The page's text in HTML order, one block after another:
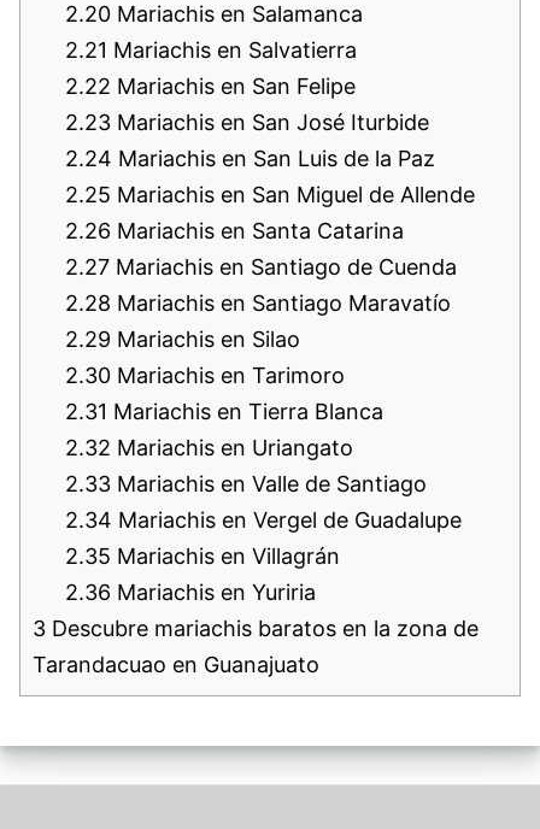
2.20 Mariachis en Salamanca
2.21 Mariachis en Salvatierra
2.22 Mariachis en San Felipe
2.23 Mariachis en San José Iturbide
2.24 Mariachis en San Luis de la Paz
2.25 Mariachis en San Miguel de Allende
2.26 Mariachis en Santa Catarina
2.27 Mariachis en Santiago de Cuenda
2.28 Mariachis en Santiago Maravatío
2.29 Mariachis en Silao
2.30 Mariachis en Tarimoro
2.31 Mariachis en Tierra Blanca
2.32 Mariachis en Uriangato
2.33 Mariachis en Valle de Santiago
2.34 Mariachis en Vergel de Guadalupe
2.35 Mariachis en Villagrán
2.36 Mariachis en Yuriria
3 Descubre mariachis baratos en la zona de
Tarandacuao en Guanajuato